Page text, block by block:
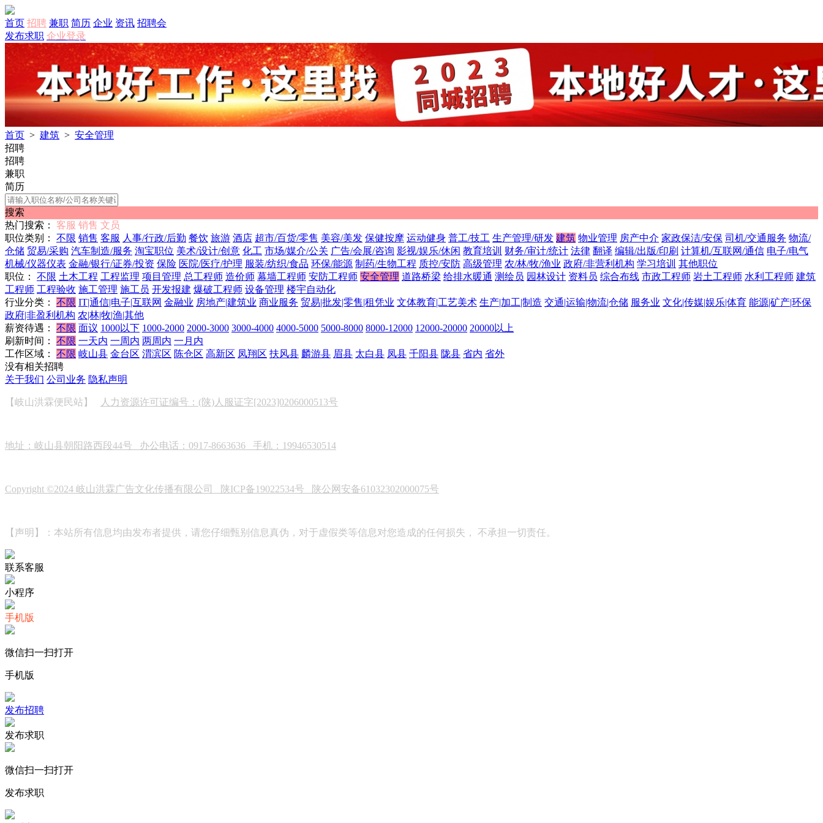
首页 招聘 兼职 简历 企业 资讯 招聘会
发布求职 企业登录
首页 > 建筑 > 安全管理
招聘
招聘
兼职
简历
搜索
热门搜索：
客服 销售 文员
职位类别：
不限 销售 客服 人事/行政/后勤 餐饮 旅游 酒店 超市/百货/零售 美容/美发 保健按摩 运动健身 普工/技工 生产管理/研发 建筑 物业管理 房产中介 家政保洁/安保 司机/交通服务 物流/
仓储 贸易/采购 汽车制造/服务 淘宝职位 美术/设计/创意 化工 市场/媒介/公关 广告/会展/咨询 影视/娱乐/休闲 教育培训 财务/审计/统计 法律 翻译 编辑/出版/印刷 计算机/互联网/通信 电子/电气
机械/仪器仪表 金融/银行/证券/投资 保险 医院/医疗/护理 服装/纺织/食品 环保/能源 制药/生物工程 质控/安防 高级管理 农/林/牧/渔业 政府/非营利机构 学习培训 其他职位
职位：
不限 土木工程 工程监理 项目管理 总工程师 造价师 幕墙工程师 安防工程师 安全管理 道路桥梁 给排水暖通 测绘员 园林设计 资料员 综合布线 市政工程师 岩土工程师 水利工程师 建筑
工程师 工程验收 施工管理 施工员 开发报建 爆破工程师 设备管理 楼宇自动化
行业分类：
不限 IT|通信|电子|互联网 金融业 房地产|建筑业 商业服务 贸易|批发|零售|租凭业 文体教育|工艺美术 生产|加工|制造 交通|运输|物流|仓储 服务业 文化|传媒|娱乐|体育 能源|矿产|环保
政府|非盈利机构 农|林|牧|渔|其他
薪资待遇：
不限 面议 1000以下 1000-2000 2000-3000 3000-4000 4000-5000 5000-8000 8000-12000 12000-20000 20000以上
刷新时间：
不限 一天内 一周内 两周内 一月内
工作区域：
不限 岐山县 金台区 渭滨区 陈仓区 高新区 凤翔区 扶风县 麟游县 眉县 太白县 凤县 千阳县 陇县 省内 省外
没有相关招聘
关于我们 公司业务 隐私声明
【岐山洪霖便民站】 人力资源许可证编号：(陕)人服证字[2023]0206000513号
地址：岐山县朝阳路西段44号 办公电话：0917-8663636 手机：19946530514
Copyright ©2024 岐山洪霖广告文化传播有限公司 陕ICP备19022534号 陕公网安备61032302000075号
【声明】：本站所有信息均由发布者提供，请您仔细甄别信息真伪，对于虚假类等信息对您造成的任何损失， 不承担一切责任。
联系客服
小程序
手机版
微信扫一扫打开
手机版
发布招聘
发布求职
微信扫一扫打开
发布求职